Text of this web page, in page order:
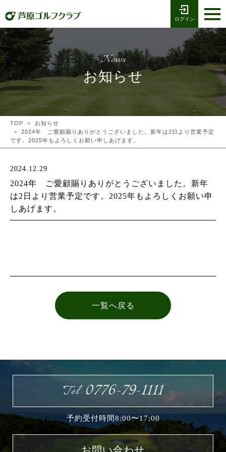
ログイン
受付時間8:00〜17:00
Tel 0776-79-1111
ホーム
海コース
湖コース
クラブ競技
プレー予約
施設案内
採用情報
News
お知らせ
TOP
お知らせ
2024年 ご愛顧賜りありがとうございました。新年は2日より営業予定
です。2025年もよろしくお願い申しあげます。
2024.12.29
2024年 ご愛顧賜りありがとうございました。新年
は2日より営業予定です。2025年もよろしくお願い申
しあげます。
一覧へ戻る
Tel 0776-79-1111
予約受付時間8:00〜17:00